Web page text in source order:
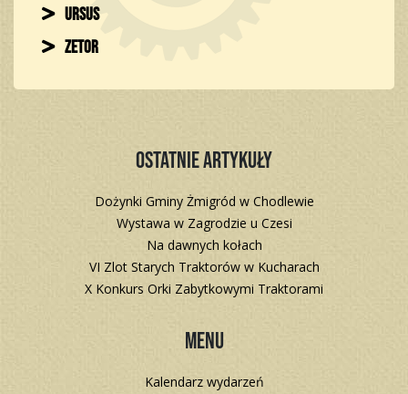
Ursus
Zetor
Ostatnie artykuły
Dożynki Gminy Żmigród w Chodlewie
Wystawa w Zagrodzie u Czesi
Na dawnych kołach
VI Zlot Starych Traktorów w Kucharach
X Konkurs Orki Zabytkowymi Traktorami
Menu
Kalendarz wydarzeń